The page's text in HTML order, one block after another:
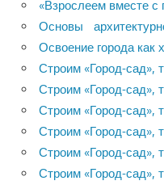
«Взрослеем вместе с
Основы
Освоение города как
Строим «Город-сад»,
Строим «Город-сад»,
Строим «Город-сад»,
Строим «Город-сад»,
Строим «Город-сад»,
Строим «Город-сад»,